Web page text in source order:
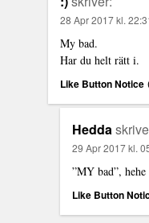
28 Apr 2017 kl.
My bad.
Har du helt rätt i.
Like Button Notice
Hedda
29 Apr 2017 kl.
”MY bad”, hehe
Like Button